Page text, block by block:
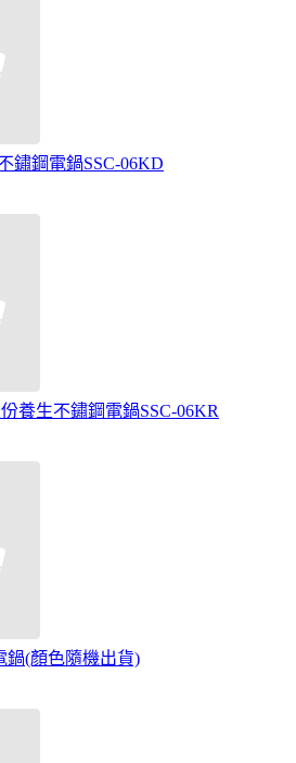
鏽鋼電鍋SSC-06KD
養生不鏽鋼電鍋SSC-06KR
鍋(顏色隨機出貨)